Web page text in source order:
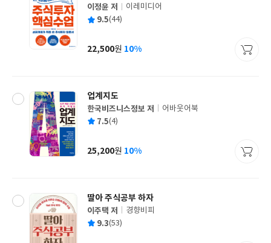
글
쓴
이정윤 저
출
사
이레미디어
평 9.5(44)
가
22,500원 10%
업계지도
글
쓴
한국비즈니스정보 저
출
사
어바웃어북
평 7.5(4)
가
25,200원 10%
딸아 주식공부 하자
글
쓴
이주택 저
출
경향비피
평 9.3(53)